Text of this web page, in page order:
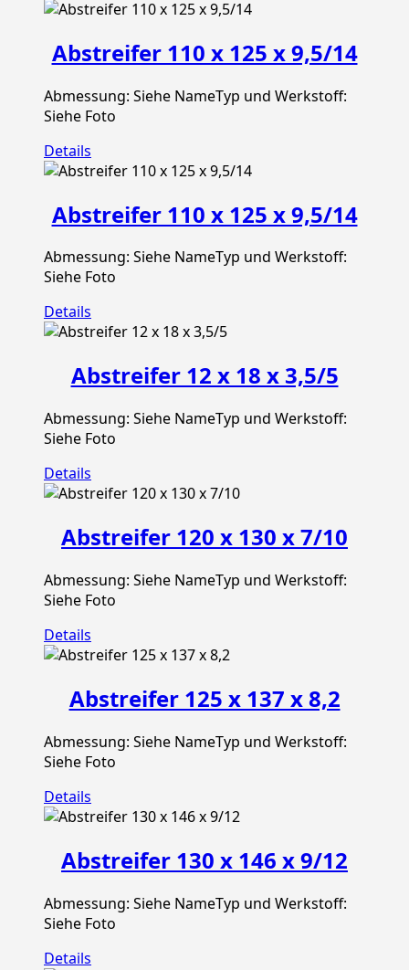
Abstreifer 110 x 125 x 9,5/14
Abmessung: Siehe NameTyp und Werkstoff:
Siehe Foto
Details
Abstreifer 110 x 125 x 9,5/14
Abmessung: Siehe NameTyp und Werkstoff:
Siehe Foto
Details
Abstreifer 12 x 18 x 3,5/5
Abmessung: Siehe NameTyp und Werkstoff:
Siehe Foto
Details
Abstreifer 120 x 130 x 7/10
Abmessung: Siehe NameTyp und Werkstoff:
Siehe Foto
Details
Abstreifer 125 x 137 x 8,2
Abmessung: Siehe NameTyp und Werkstoff:
Siehe Foto
Details
Abstreifer 130 x 146 x 9/12
Abmessung: Siehe NameTyp und Werkstoff:
Siehe Foto
Details